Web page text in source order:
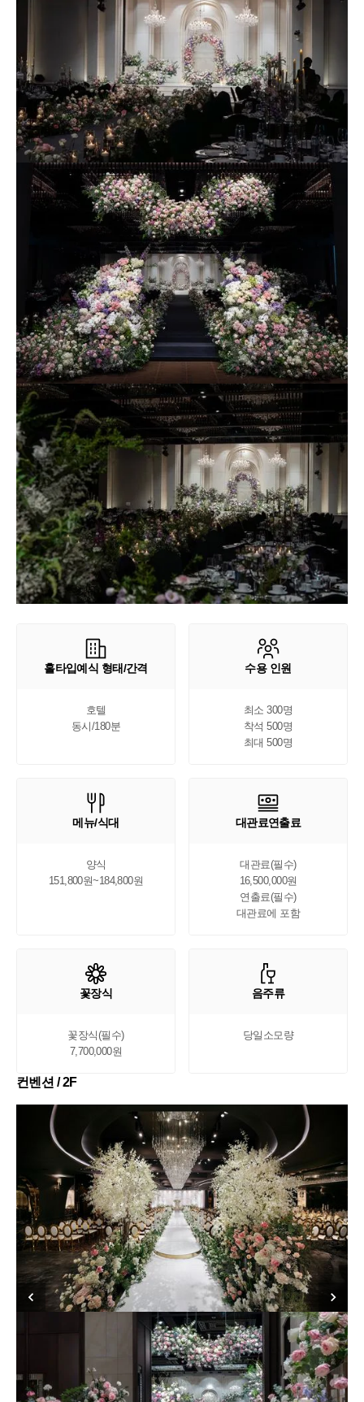
홀타입예식 형태/간격
호텔
동시/180분
수용 인원
최소 300명
착석 500명
최대 500명
메뉴/식대
양식
151,800원~184,800원
대관료연출료
대관료(필수)
16,500,000원
연출료(필수)
대관료에 포함
꽃장식
꽃장식(필수)
7,700,000원
음주류
당일소모량
컨벤션 / 2F